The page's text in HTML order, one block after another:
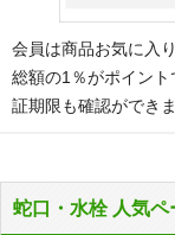
会員は商品お気に入
総額の1％がポイン
証期限も確認ができま
蛇口・水栓 人気ペ